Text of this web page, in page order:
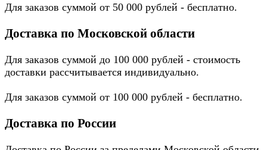
Для заказов суммой от 50 000 рублей - бесплатно.
Доставка по Московской области
Для заказов суммой до 100 000 рублей - стоимость
доставки рассчитывается индивидуально.
Для заказов суммой от 100 000 рублей - бесплатно.
Доставка по России